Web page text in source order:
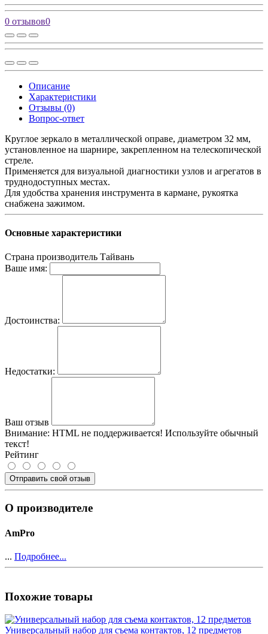
0 отзывов0
Описание
Характеристики
Отзывы (0)
Вопрос-ответ
Круглое зеркало в металлической оправе, диаметром 32 мм,
установленное на шарнире, закрепленном на телескопической
стреле.
Применяется для визуальной диагностики узлов и агрегатов в
труднодоступных местах.
Для удобства хранения инструмента в кармане, рукоятка
снабжена зажимом.
Основные характеристики
Страна производитель Тайвань
Ваше имя:
Достоинства:
Недостатки:
Ваш отзыв
Внимание: HTML не поддерживается! Используйте обычный
текст!
Рейтинг
Отправить свой отзыв
О производителе
AmPro
... Подробнее...
Похожие товары
Универсальный набор для съема контактов, 12 предметов